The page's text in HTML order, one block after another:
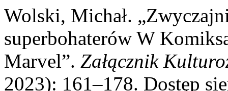
Wolski, Michał.
superbohaterów W
Marvel”. Załącznik
2023): 161–178. Dostęp